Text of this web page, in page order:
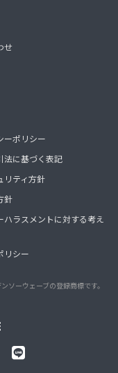
せ
ーポリシー
法に基づく表記
リティ方針
針
ハラスメントに対する考え
リシー
ソーウェーブの登録商標です。